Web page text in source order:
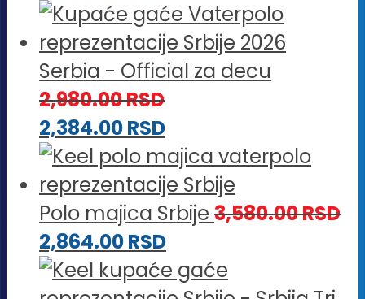
Serbia - Official za decu
2,980.00RSD
2,384.00RSD
Polo majica Srbije 3,580.00RSD
2,864.00RSD